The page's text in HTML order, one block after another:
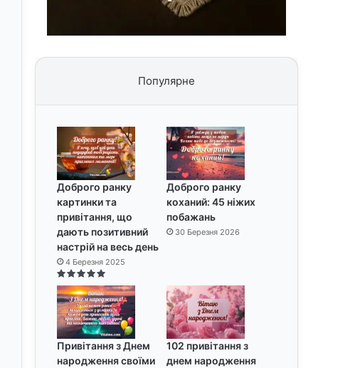
Популярне
Доброго ранку
картинки та
привітання, що
дають позитивний
настрій на весь день
4 Березня 2025
Доброго ранку
коханий: 45 ніжих
побажань
30 Березня 2026
Привітання з Днем
народження своїми
102 привітання з
днем народження